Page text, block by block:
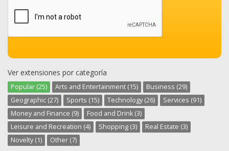
Ver extensiones por categoría
Popular (25) Arts and Entertainment (15)
Business (29)
Geographic (27)
Sports (15) Technology (26)
Services (91)
Money and Finance (9)
Food and Drink (3)
Leisure and Recreation (4)
Shopping (3)
Real Estate (3)
Novelty (1)
Other (7)